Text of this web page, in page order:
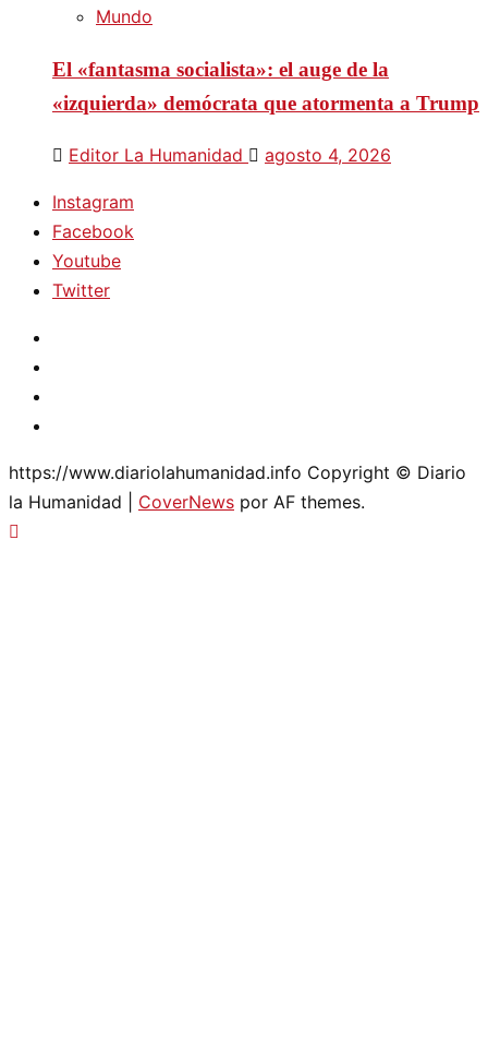
Mundo
El «fantasma socialista»: el auge de la
«izquierda» demócrata que atormenta a Trump
Editor La Humanidad agosto 4, 2026
Instagram
Facebook
Youtube
Twitter
https://www.diariolahumanidad.info Copyright © Diario
la Humanidad
CoverNews por AF themes.